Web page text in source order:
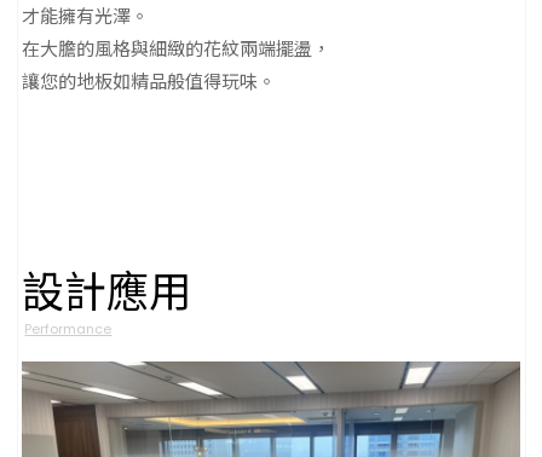
才能擁有光澤。
在大膽的風格與細緻的花紋兩端擺盪，
讓您的地板如精品般值得玩味。
設計應用
Performance